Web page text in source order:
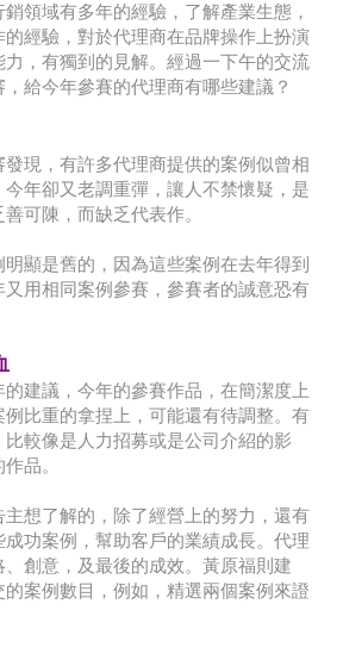
領域有多年的經驗，了解產業生態，
經驗，對於代理商在品牌操作上扮演
，有獨到的見解。經過一下午的交流
給今年參賽的代理商有哪些建議？
現，有許多代理商提供的案例似曾相
年卻又老調重彈，讓人不禁懷疑，是
可陳，而缺乏代表作。
顯是舊的，因為這些案例在去年得到
用相同案例參賽，參賽者的誠意恐有
建議，今年的參賽作品，在簡潔度上
比重的拿捏上，可能還有待調整。有
較像是人力招募或是公司介紹的影
品。
想了解的，除了經營上的努力，還有
功案例，幫助客戶的業績成長。代理
創意，及最後的成效。黃原福則建
案例數目，例如，精選兩個案例來證